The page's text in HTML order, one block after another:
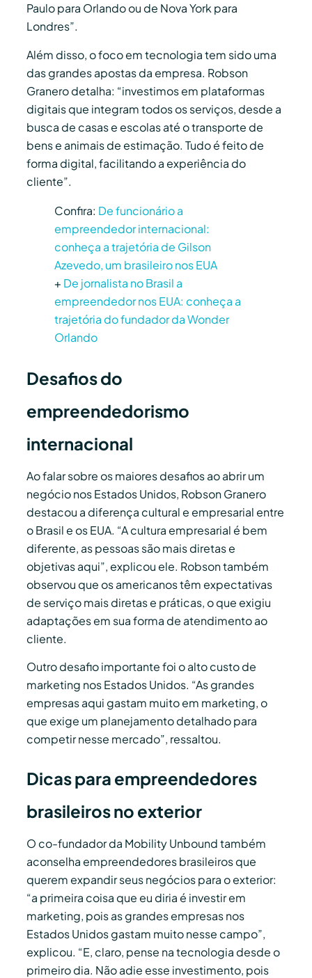
Paulo para Orlando ou de Nova York para
Londres”.
Além disso, o foco em tecnologia tem sido uma
das grandes apostas da empresa. Robson
Granero detalha: “investimos em plataformas
digitais que integram todos os serviços, desde a
busca de casas e escolas até o transporte de
bens e animais de estimação. Tudo é feito de
forma digital, facilitando a experiência do
cliente”.
Confira: De funcionário a
empreendedor internacional:
conheça a trajetória de Gilson
Azevedo, um brasileiro nos EUA
+ De jornalista no Brasil a
empreendedor nos EUA: conheça a
trajetória do fundador da Wonder
Orlando
Desafios do
empreendedorismo
internacional
Ao falar sobre os maiores desafios ao abrir um
negócio nos Estados Unidos, Robson Granero
destacou a diferença cultural e empresarial entre
o Brasil e os EUA. “A cultura empresarial é bem
diferente, as pessoas são mais diretas e
objetivas aqui”, explicou ele. Robson também
observou que os americanos têm expectativas
de serviço mais diretas e práticas, o que exigiu
adaptações em sua forma de atendimento ao
cliente.
Outro desafio importante foi o alto custo de
marketing nos Estados Unidos. “As grandes
empresas aqui gastam muito em marketing, o
que exige um planejamento detalhado para
competir nesse mercado”, ressaltou.
Dicas para empreendedores
brasileiros no exterior
O co-fundador da Mobility Unbound também
aconselha empreendedores brasileiros que
querem expandir seus negócios para o exterior:
“a primeira coisa que eu diria é investir em
marketing, pois as grandes empresas nos
Estados Unidos gastam muito nesse campo”,
explicou. “E, claro, pense na tecnologia desde o
primeiro dia. Não adie esse investimento, pois